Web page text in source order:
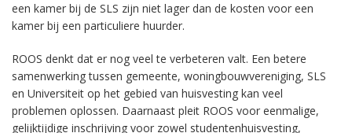
een kamer bij de SLS zijn niet lager dan de kosten voor een
kamer bij een particuliere huurder.
ROOS denkt dat er nog veel te verbeteren valt. Een betere
samenwerking tussen gemeente, woningbouwvereniging, SLS
en Universiteit op het gebied van huisvesting kan veel
problemen oplossen. Daarnaast pleit ROOS voor eenmalige,
gelijktijdige inschrijving voor zowel studentenhuisvesting,